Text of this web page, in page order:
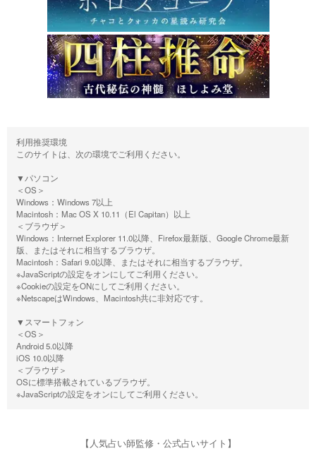
利用推奨環境
このサイトは、次の環境でご利用ください。
▼パソコン
＜OS＞
Windows：Windows 7以上
Macintosh：Mac OS X 10.11（El Capitan）以上
＜ブラウザ＞
Windows：Internet Explorer 11.0以降、Firefox最新版、Google Chrome最新
版、またはそれに相当するブラウザ。
Macintosh：Safari 9.0以降、またはそれに相当するブラウザ。
※JavaScriptの設定をオンにしてご利用ください。
※Cookieの設定をONにしてご利用ください。
※NetscapeはWindows、Macintosh共に非対応です。
▼スマートフォン
＜OS＞
Android 5.0以降
iOS 10.0以降
＜ブラウザ＞
OSに標準搭載されているブラウザ。
※JavaScriptの設定をオンにしてご利用ください。
【人気占い師監修・公式占いサイト】